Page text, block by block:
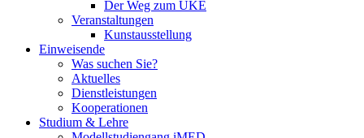
Der Weg zum UKE
Veranstaltungen
Kunstausstellung
Einweisende
Was suchen Sie?
Aktuelles
Dienstleistungen
Kooperationen
Studium & Lehre